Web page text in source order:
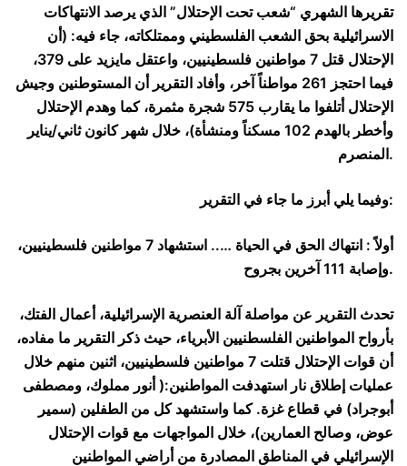
تقريرها الشهري “شعب تحت الإحتلال” الذي يرصد الانتهاكات
الاسرائيلية بحق الشعب الفلسطيني وممتلكاته، جاء فيه: (أن
الإحتلال قتل 7 مواطنين فلسطينيين، واعتقل مايزيد على 379،
فيما احتجز 261 مواطناً آخر، وأفاد التقرير أن المستوطنين وجيش
الإحتلال أتلفوا ما يقارب 575 شجرة مثمرة، كما وهدم الإحتلال
وأخطر بالهدم 102 مسكناً ومنشأة)، خلال شهر كانون ثاني/يناير
المنصرم.
وفيما يلي أبرز ما جاء في التقرير:
أولاً : انتهاك الحق في الحياة ….. استشهاد 7 مواطنين فلسطينيين،
وإصابة 111 آخرين بجروح.
تحدث التقرير عن مواصلة آلة العنصرية الإسرائيلية، أعمال الفتك،
بأرواح المواطنين الفلسطنيين الأبرياء، حيث ذكر التقرير ما مفاده،
أن قوات الإحتلال قتلت 7 مواطنين فلسطينيين، اثنين منهم خلال
عمليات إطلاق نار استهدفت المواطنين:( أنور مملوك، ومصطفى
أبوجراد) في قطاع غزة. كما واستشهد كل من الطفلين (سمير
عوض، وصالح العمارين)، خلال المواجهات مع قوات الإحتلال
الإسرائيلي في المناطق المصادرة من أراضي المواطنين